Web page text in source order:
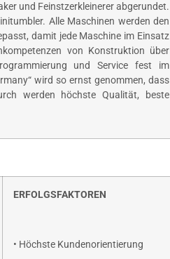
und Feinstzerkleinerer abgerundet.
Alle Maschinen werden den
damit jede Maschine im Einsatz
von Konstruktion über
und Service fest im
wird so ernst genommen, dass
werden höchste Qualität, beste
ERFOLGSFAKTOREN
• Höchste Kundenorientierung